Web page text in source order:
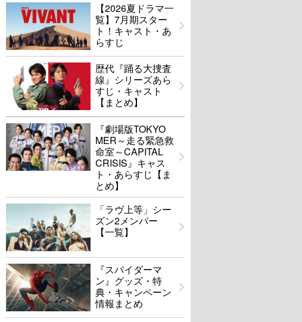
【2026夏ドラマ一
覧】7月期スター
ト！キャスト・あ
らすじ
歴代『踊る大捜査
線』シリーズあら
すじ・キャスト
【まとめ】
『劇場版TOKYO
MER～走る緊急救
命室～CAPITAL
CRISIS』キャス
ト・あらすじ【ま
とめ】
「ラヴ上等」シー
ズン2メンバー
【一覧】
『スパイダーマ
ン』グッズ・特
典・キャンペーン
情報まとめ